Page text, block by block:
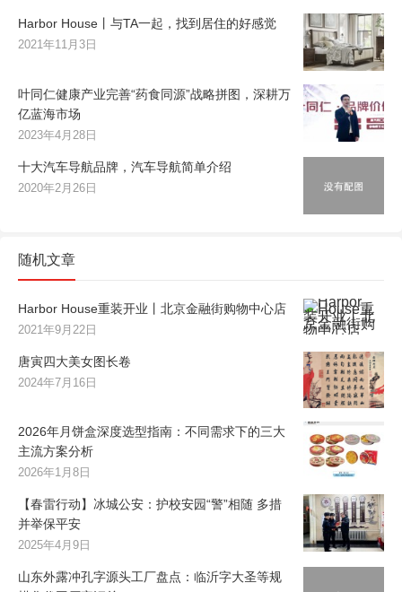
Harbor House丨与TA一起，找到居住的好感觉
2021年11月3日
叶同仁健康产业完善“药食同源”战略拼图，深耕万
亿蓝海市场
2023年4月28日
十大汽车导航品牌，汽车导航简单介绍
2020年2月26日
随机文章
Harbor House重装开业丨北京金融街购物中心店
2021年9月22日
唐寅四大美女图长卷
2024年7月16日
2026年月饼盒深度选型指南：不同需求下的三大
主流方案分析
2026年1月8日
【春雷行动】冰城公安：护校安园“警”相随 多措
并举保平安
2025年4月9日
山东外露冲孔字源头工厂盘点：临沂字大圣等规